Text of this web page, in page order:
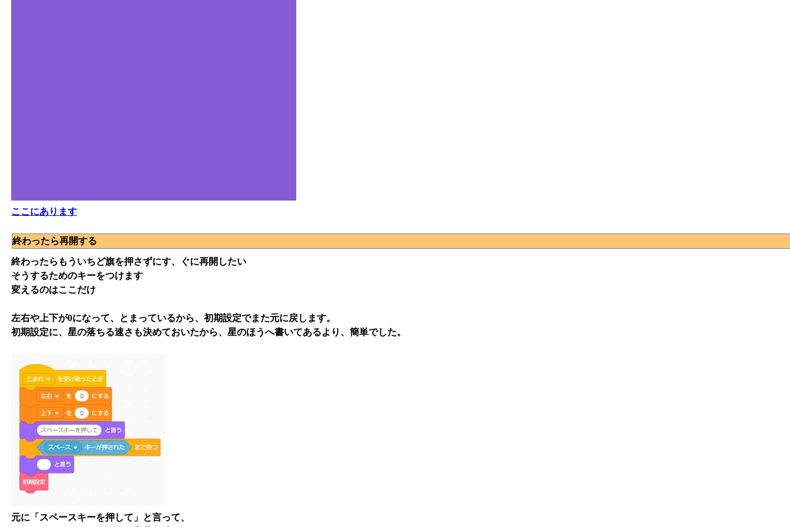
ここにあります
終わったら再開する
終わったらもういちど旗を押さずにす、ぐに再開したい
そうするためのキーをつけます
変えるのはここだけ
左右や上下が0になって、とまっているから、初期設定でまた元に戻します。
初期設定に、星の落ちる速さも決めておいたから、星のほうへ書いてあるより、簡単でした。
元に「スペースキーを押して」と言って、